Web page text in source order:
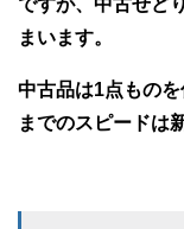
ですが、中古せど
まいます。
中古品は1点もの
までのスピードは